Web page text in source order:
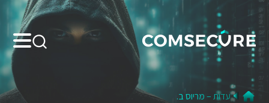
Search:
עדות – מריוס ב.